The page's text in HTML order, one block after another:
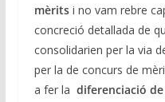
mèritsi no vam rebre
concreció detallada de
consolidarien per la via
per la de concurs de
a fer la diferenciació